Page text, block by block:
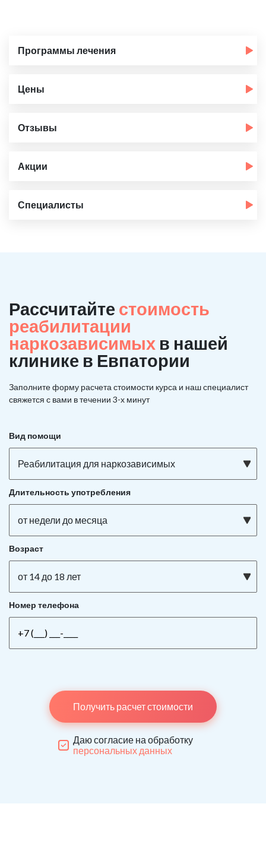
Программы лечения
Цены
Отзывы
Акции
Специалисты
Рассчитайте стоимость
реабилитации
наркозависимых в нашей
клинике в Евпатории
Заполните форму расчета стоимости курса и наш специалист
свяжется с вами в течении 3-х минут
Вид помощи
Реабилитация для наркозависимых
Длительность употребления
от недели до месяца
Возраст
от 14 до 18 лет
Номер телефона
Получить расчет стоимости
Даю согласие на обработку
персональных данных